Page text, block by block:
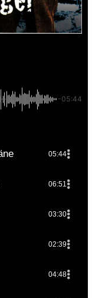
-05:44
05:44
06:51
03:30
02:39
04:48